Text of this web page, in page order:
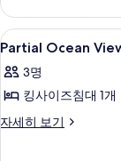
모
두
보
기
Doubles
자
세
보
기
Partial
Ocean
View
King
사
8
Partial Ocean
3명
킹사이즈침대 1개
자세히 보기
Partial